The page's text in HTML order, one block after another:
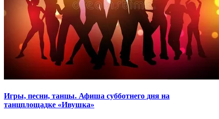
Игры, песни, танцы. Афиша субботнего дня на
танцплощадке «Ивушка»